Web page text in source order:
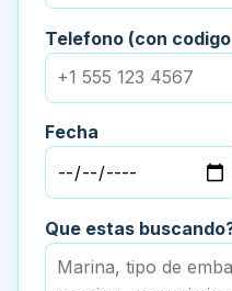
Telefono (con
Fecha
Que estas